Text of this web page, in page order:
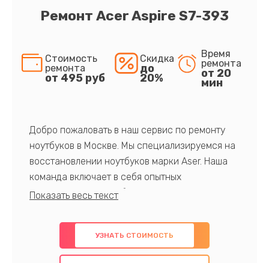
Ремонт Acer Aspire S7-393
Стоимость
ремонта
от 495 руб
Скидка
до
20%
Время
ремонта
от 20
мин
Добро пожаловать в наш сервис по ремонту
ноутбуков в Москве. Мы специализируемся на
восстановлении ноутбуков марки Aser. Наша
команда включает в себя опытных
профессионалов с обширными знаниями и
предлагаем быстрый и качественный ремонт с
использованием оригинальных компонентов, а
также гарантируем качество всех
УЗНАТЬ СТОИМОСТЬ